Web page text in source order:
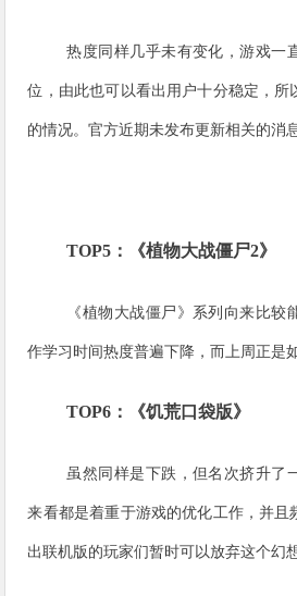
热度同样几乎未有变化，游戏一
位，由此也可以看出用户十分稳定，所
的情况。官方近期未发布更新相关的消息
TOP5：《植物大战僵尸2》
《植物大战僵尸》系列向来比较
作学习时间热度普遍下降，而上周正是
TOP6：《饥荒口袋版》
虽然同样是下跌，但名次挤升了
来看都是着重于游戏的优化工作，并且
出联机版的玩家们暂时可以放弃这个幻